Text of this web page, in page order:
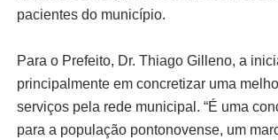
pacientes do município.
Para o Prefeito, Dr. Thiago Gilleno, a
principalmente em concretizar uma
serviços pela rede municipal. “É uma
para a população pontonovense, um